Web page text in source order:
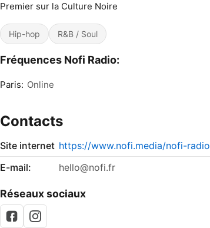
Premier sur la Culture Noire
Hip-hop R&B / Soul
Fréquences Nofi Radio:
Paris: Online
Contacts
Site internet https://www.nofi.media/nofi-radio
E-mail:
hello@nofi.fr
Réseaux sociaux